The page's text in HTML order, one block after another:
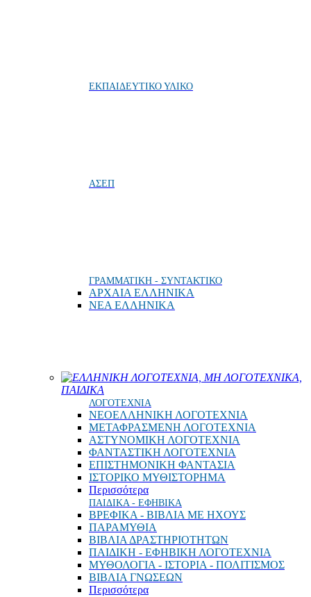
ΕΚΠΑΙΔΕΥΤΙΚΟ ΥΛΙΚΟ
ΑΣΕΠ
ΓΡΑΜΜΑΤΙΚΗ - ΣΥΝΤΑΚΤΙΚΟ
ΑΡΧΑΙΑ ΕΛΛΗΝΙΚΑ
ΝΕΑ ΕΛΛΗΝΙΚΑ
ΕΛΛΗΝΙΚΗ ΛΟΓΟΤΕΧΝΙΑ, ΜΗ ΛΟΓΟΤΕΧΝΙΚΑ,
ΠΑΙΔΙΚΑ
ΛΟΓΟΤΕΧΝΙΑ
ΝΕΟΕΛΛΗΝΙΚΗ ΛΟΓΟΤΕΧΝΙΑ
ΜΕΤΑΦΡΑΣΜΕΝΗ ΛΟΓΟΤΕΧΝΙΑ
ΑΣΤΥΝΟΜΙΚΗ ΛΟΓΟΤΕΧΝΙΑ
ΦΑΝΤΑΣΤΙΚΗ ΛΟΓΟΤΕΧΝΙΑ
ΕΠΙΣΤΗΜΟΝΙΚΗ ΦΑΝΤΑΣΙΑ
ΙΣΤΟΡΙΚΟ ΜΥΘΙΣΤΟΡΗΜΑ
Περισσότερα
ΠΑΙΔΙΚΑ - ΕΦΗΒΙΚΑ
ΒΡΕΦΙΚΑ - ΒΙΒΛΙΑ ΜΕ ΗΧΟΥΣ
ΠΑΡΑΜΥΘΙΑ
ΒΙΒΛΙΑ ΔΡΑΣΤΗΡΙΟΤΗΤΩΝ
ΠΑΙΔΙΚΗ - ΕΦΗΒΙΚΗ ΛΟΓΟΤΕΧΝΙΑ
ΜΥΘΟΛΟΓΙΑ - ΙΣΤΟΡΙΑ - ΠΟΛΙΤΙΣΜΟΣ
ΒΙΒΛΙΑ ΓΝΩΣΕΩΝ
Περισσότερα